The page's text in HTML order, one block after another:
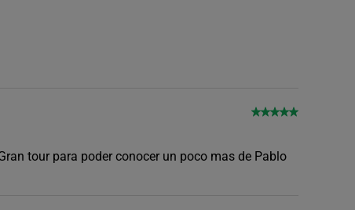
tour para poder conocer un poco mas de Pablo